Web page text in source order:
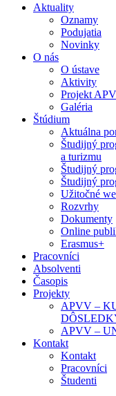
Aktuality
Oznamy
Podujatia
Novinky
O nás
O ústave
Aktivity
Projekt
Galéria
Štúdium
Aktuálna
Študijný
a turizmu
Študijný
Študijný
Užitočné
Rozvrhy
Dokumenty
Online
Erasmus+
Pracovníci
Absolventi
Časopis
Projekty
APVV –
APVV –
Kontakt
Kontakt
Pracovníci
Študenti